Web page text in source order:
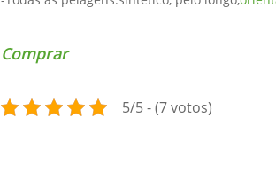
Comprar
5/5 - (7 votos)